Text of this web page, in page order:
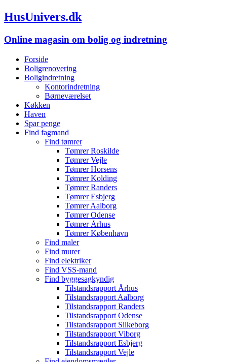
HusUnivers.dk
Online magasin om bolig og indretning
Forside
Boligrenovering
Boligindretning
Kontorindretning
Børneværelset
Køkken
Haven
Spar penge
Find fagmand
Find tømrer
Tømrer Roskilde
Tømrer Vejle
Tømrer Horsens
Tømrer Kolding
Tømrer Randers
Tømrer Esbjerg
Tømrer Aalborg
Tømrer Odense
Tømrer Århus
Tømrer København
Find maler
Find murer
Find elektriker
Find VSS-mand
Find byggesagkyndig
Tilstandsrapport Århus
Tilstandsrapport Aalborg
Tilstandsrapport Randers
Tilstandsrapport Odense
Tilstandsrapport Silkeborg
Tilstandsrapport Viborg
Tilstandsrapport Esbjerg
Tilstandsrapport Vejle